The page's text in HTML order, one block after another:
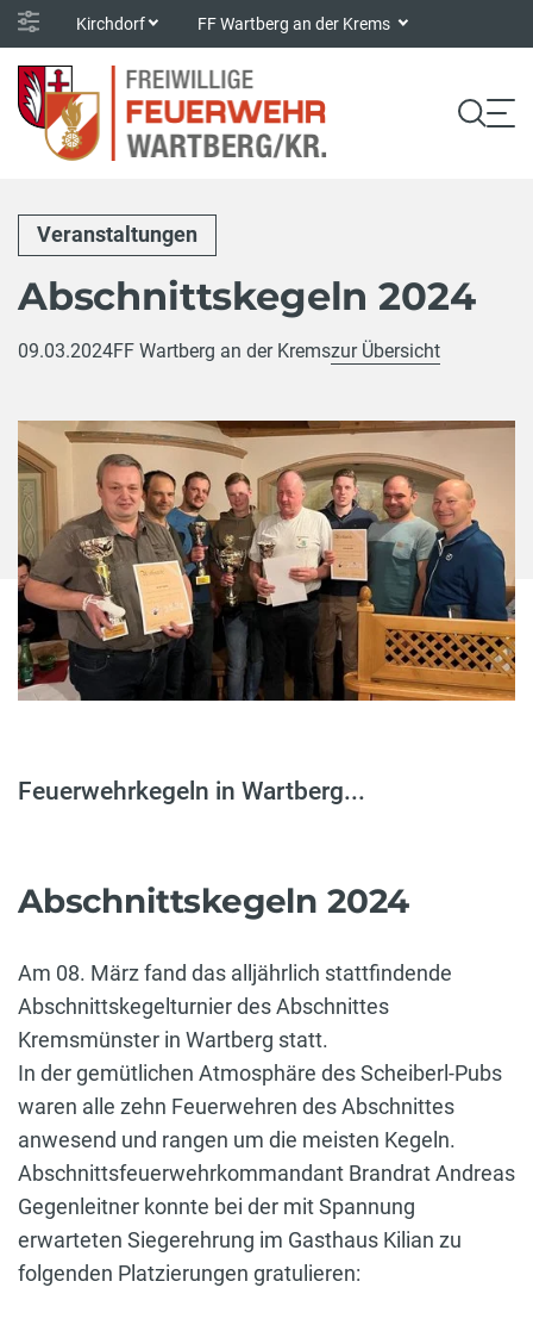
Kirchdorf FF Wartberg an der Krems
Veranstaltungen
Abschnittskegeln 2024
09.03.2024FF Wartberg an der Kremszur Übersicht
Feuerwehrkegeln in Wartberg...
Abschnittskegeln 2024
Am 08. März fand das alljährlich stattfindende
Abschnittskegelturnier des Abschnittes
Kremsmünster in Wartberg statt.
In der gemütlichen Atmosphäre des Scheiberl-Pubs
waren alle zehn Feuerwehren des Abschnittes
anwesend und rangen um die meisten Kegeln.
Abschnittsfeuerwehrkommandant Brandrat Andreas
Gegenleitner konnte bei der mit Spannung
erwarteten Siegerehrung im Gasthaus Kilian zu
folgenden Platzierungen gratulieren: